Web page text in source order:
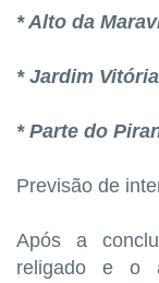
* Alto da
* Jardim Vitória
* Parte do
Previsão de
Após a
religado e o